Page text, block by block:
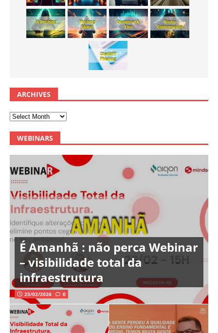
ARCHIVES
WEBINARS
É Amanhã : não perca Webinar
– visibilidade total da
infraestrutura
25/02/2026 0